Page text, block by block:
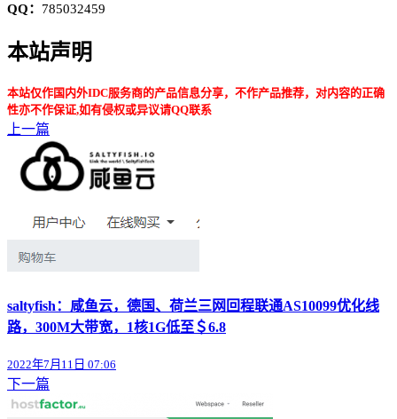
QQ： 785032459
本站声明
本站仅作国内外IDC服务商的产品信息分享，不作产品推荐，对内容的正确
性亦不作保证,如有侵权或异议请QQ联系
上一篇
saltyfish：咸鱼云，德国、荷兰三网回程联通AS10099优化线
路，300M大带宽，1核1G低至＄6.8
2022年7月11日 07:06
下一篇